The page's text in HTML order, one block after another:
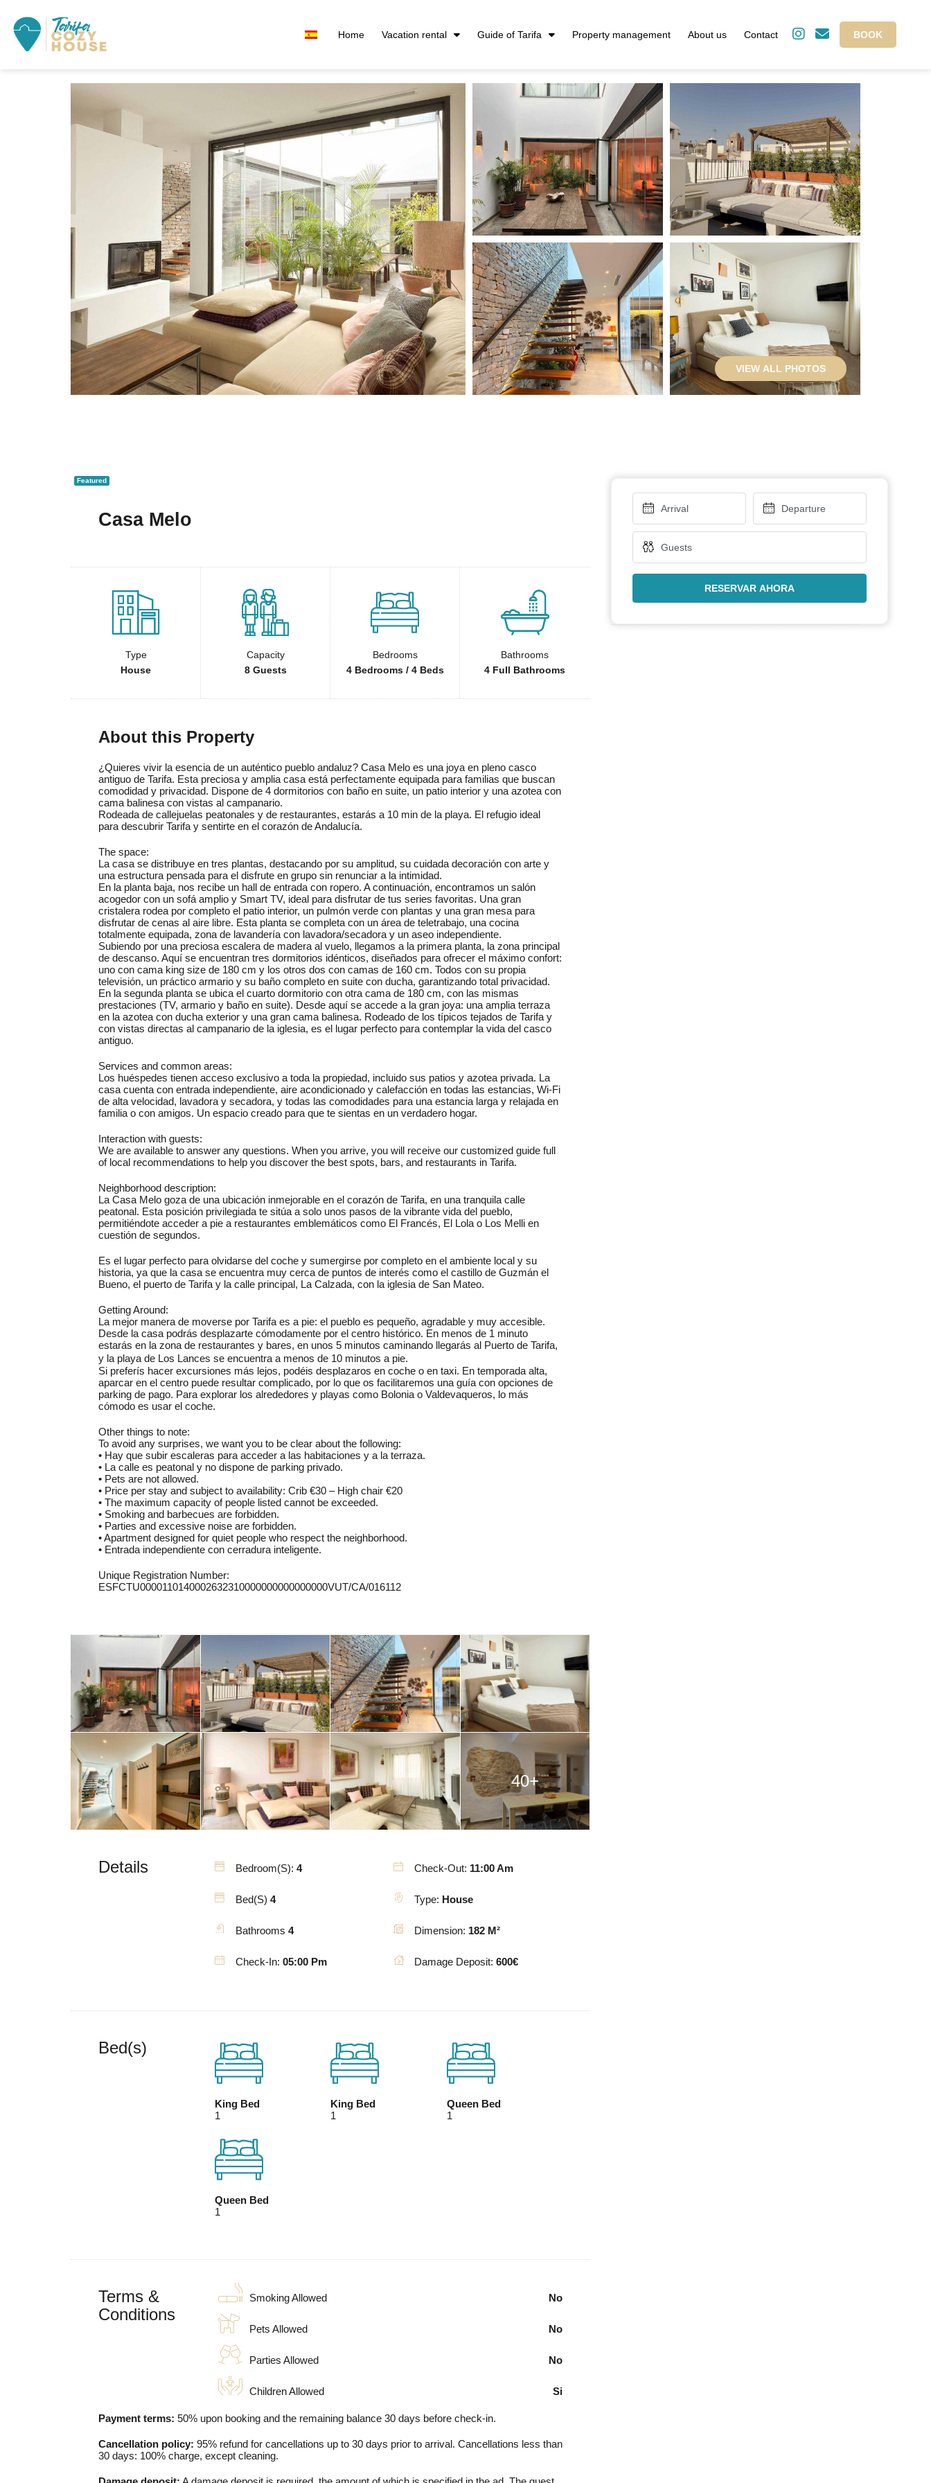
Home Vacation rental Guide of Tarifa Property management About us Contact BOOK
VIEW ALL PHOTOS
Casa Melo
Featured
Type
House
Capacity
8 Guests
Bedrooms
4 Bedrooms / 4 Beds
Bathrooms
4 Full Bathrooms
About this Property
¿Quieres vivir la esencia de un auténtico pueblo andaluz? Casa Melo es una joya en pleno casco
antiguo de Tarifa. Esta preciosa y amplia casa está perfectamente equipada para familias que buscan
comodidad y privacidad. Dispone de 4 dormitorios con baño en suite, un patio interior y una azotea con
cama balinesa con vistas al campanario.
Rodeada de callejuelas peatonales y de restaurantes, estarás a 10 min de la playa. El refugio ideal
para descubrir Tarifa y sentirte en el corazón de Andalucía.
The space:
La casa se distribuye en tres plantas, destacando por su amplitud, su cuidada decoración con arte y
una estructura pensada para el disfrute en grupo sin renunciar a la intimidad.
En la planta baja, nos recibe un hall de entrada con ropero. A continuación, encontramos un salón
acogedor con un sofá amplio y Smart TV, ideal para disfrutar de tus series favoritas. Una gran
cristalera rodea por completo el patio interior, un pulmón verde con plantas y una gran mesa para
disfrutar de cenas al aire libre. Esta planta se completa con un área de teletrabajo, una cocina
totalmente equipada, zona de lavandería con lavadora/secadora y un aseo independiente.
Subiendo por una preciosa escalera de madera al vuelo, llegamos a la primera planta, la zona principal
de descanso. Aquí se encuentran tres dormitorios idénticos, diseñados para ofrecer el máximo confort:
uno con cama king size de 180 cm y los otros dos con camas de 160 cm. Todos con su propia
televisión, un práctico armario y su baño completo en suite con ducha, garantizando total privacidad.
En la segunda planta se ubica el cuarto dormitorio con otra cama de 180 cm, con las mismas
prestaciones (TV, armario y baño en suite). Desde aquí se accede a la gran joya: una amplia terraza
en la azotea con ducha exterior y una gran cama balinesa. Rodeado de los típicos tejados de Tarifa y
con vistas directas al campanario de la iglesia, es el lugar perfecto para contemplar la vida del casco
antiguo.
Services and common areas:
Los huéspedes tienen acceso exclusivo a toda la propiedad, incluido sus patios y azotea privada. La
casa cuenta con entrada independiente, aire acondicionado y calefacción en todas las estancias, Wi-Fi
de alta velocidad, lavadora y secadora, y todas las comodidades para una estancia larga y relajada en
familia o con amigos. Un espacio creado para que te sientas en un verdadero hogar.
Interaction with guests:
We are available to answer any questions. When you arrive, you will receive our customized guide full
of local recommendations to help you discover the best spots, bars, and restaurants in Tarifa.
Neighborhood description:
La Casa Melo goza de una ubicación inmejorable en el corazón de Tarifa, en una tranquila calle
peatonal. Esta posición privilegiada te sitúa a solo unos pasos de la vibrante vida del pueblo,
permitiéndote acceder a pie a restaurantes emblemáticos como El Francés, El Lola o Los Melli en
cuestión de segundos.
Es el lugar perfecto para olvidarse del coche y sumergirse por completo en el ambiente local y su
historia, ya que la casa se encuentra muy cerca de puntos de interés como el castillo de Guzmán el
Bueno, el puerto de Tarifa y la calle principal, La Calzada, con la iglesia de San Mateo.
Getting Around:
La mejor manera de moverse por Tarifa es a pie: el pueblo es pequeño, agradable y muy accesible.
Desde la casa podrás desplazarte cómodamente por el centro histórico. En menos de 1 minuto
estarás en la zona de restaurantes y bares, en unos 5 minutos caminando llegarás al Puerto de Tarifa,
y la playa de Los Lances se encuentra a menos de 10 minutos a pie.
Si preferís hacer excursiones más lejos, podéis desplazaros en coche o en taxi. En temporada alta,
aparcar en el centro puede resultar complicado, por lo que os facilitaremos una guía con opciones de
parking de pago. Para explorar los alrededores y playas como Bolonia o Valdevaqueros, lo más
cómodo es usar el coche.
Other things to note:
To avoid any surprises, we want you to be clear about the following:
• Hay que subir escaleras para acceder a las habitaciones y a la terraza.
• La calle es peatonal y no dispone de parking privado.
• Pets are not allowed.
• Price per stay and subject to availability: Crib €30 – High chair €20
• The maximum capacity of people listed cannot be exceeded.
• Smoking and barbecues are forbidden.
• Parties and excessive noise are forbidden.
• Apartment designed for quiet people who respect the neighborhood.
• Entrada independiente con cerradura inteligente.
Unique Registration Number:
ESFCTU0000110140002632310000000000000000VUT/CA/016112
40+
Details Bedroom(s): 4
Bed(s) 4
Bathrooms 4
Check-In: 05:00 Pm
Check-Out: 11:00 Am
Type: House
Dimension: 182 M²
Damage Deposit:600€
Bed(s)
King Bed
1
King Bed
1
Queen Bed
1
Queen Bed
1
Terms &
Conditions
Smoking Allowed No
Pets Allowed No
Parties Allowed No
Children Allowed Si
Payment terms: 50% upon booking and the remaining balance 30 days before check-in.
Cancellation policy: 95% refund for cancellations up to 30 days prior to arrival. Cancellations less than
30 days: 100% charge, except cleaning.
RESERVAR AHORA